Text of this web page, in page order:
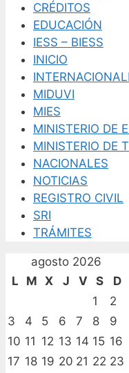
CRÉDITOS
EDUCACIÓN
IESS – BIESS
INICIO
MIDUVI
MIES
MINISTERIO DE
MINISTERIO DE
NACIONALES
NOTICIAS
REGISTRO CIVIL
SRI
TRÁMITES
agosto 2026
L
M X J V S
D
1
2
3
4 5 6 7 8
9
10 11 12 13 14 15 16
17 18 19 20 21 22 23